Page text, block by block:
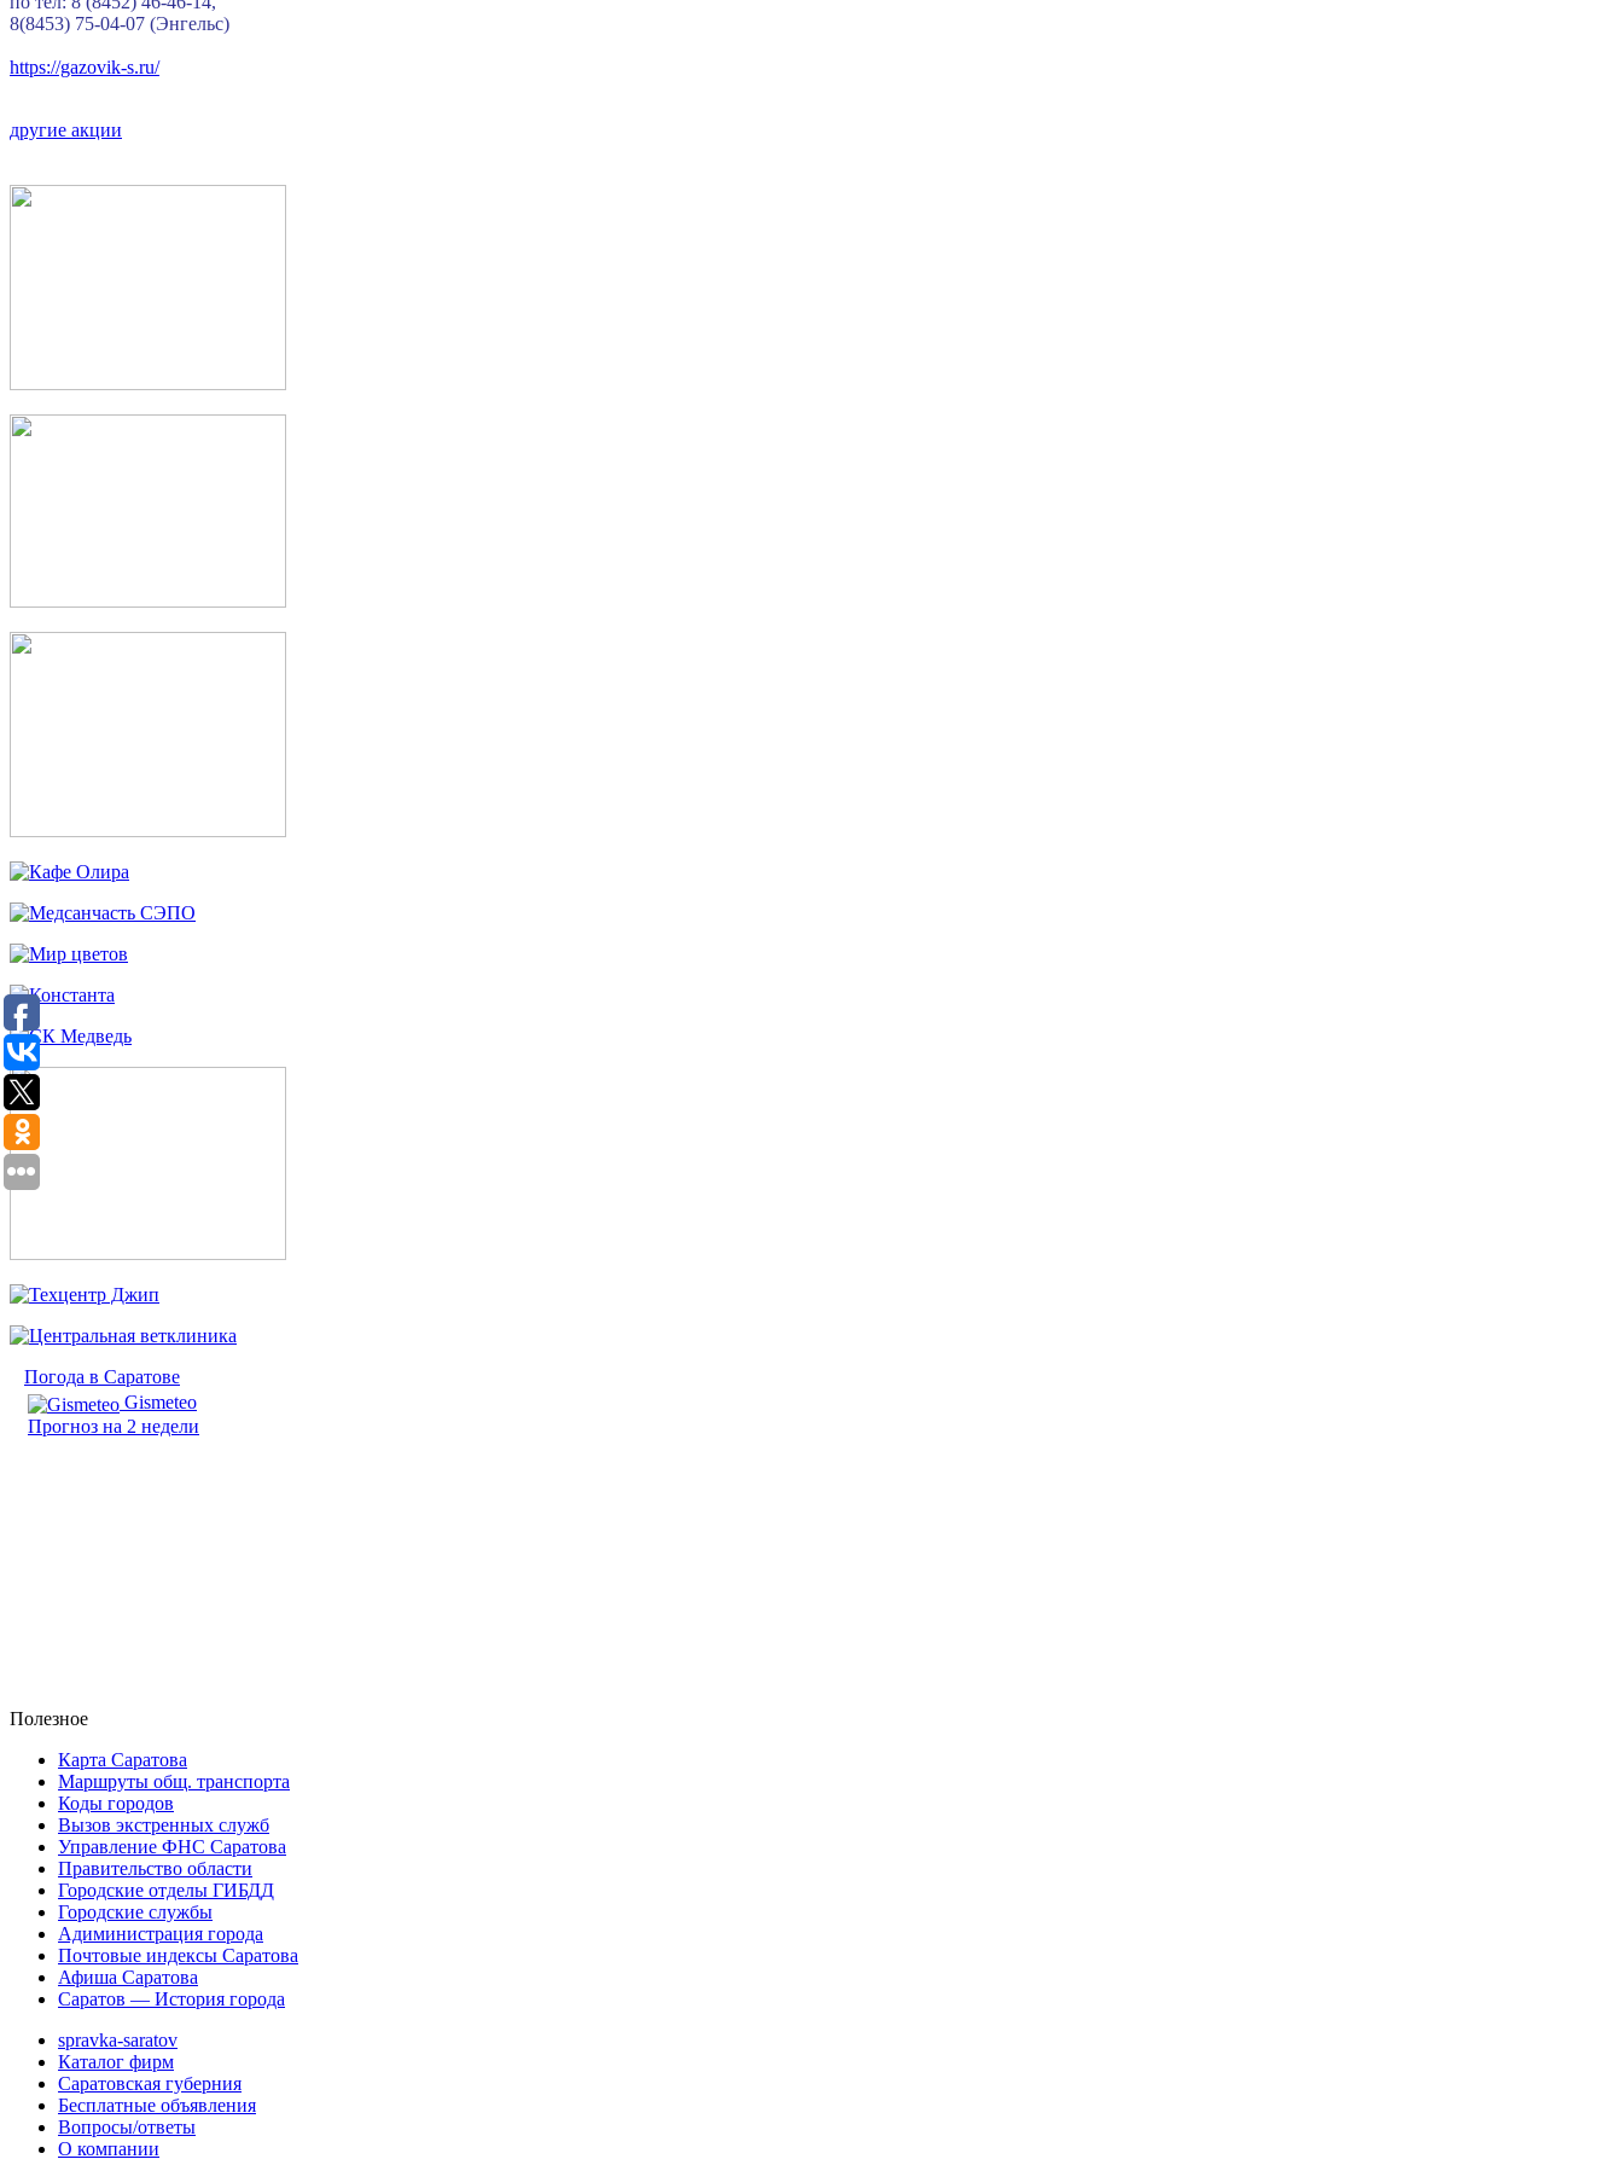
8(8453) 75-04-07 (Энгельс)
https://gazovik-s.ru/
другие акции
Погода в Саратове
Gismeteo
Прогноз на 2 недели
Полезное
Карта Саратова
Маршруты общ. транспорта
Коды городов
Вызов экстренных служб
Управление ФНС Саратова
Правительство области
Городские отделы ГИБДД
Городские службы
Адиминистрация города
Почтовые индексы Саратова
Афиша Саратова
Саратов — История города
spravka-saratov
Каталог фирм
Саратовская губерния
Бесплатные объявления
Вопросы/ответы
О компании